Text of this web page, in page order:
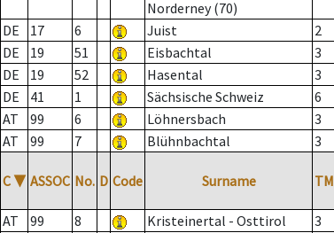
Norderney (70)
DE 17 6 Juist 2
DE
19 51 Eisbachtal 3
DE
19 52 Hasental 3
DE
41 1 Sächsische Schweiz 6
AT
99 6 Löhnersbach 3
AT
99 7 Blühnbachtal 3
C ▼ ASSOC No. D Code Surname TM
AT
99 8 Kristeinertal - Osttirol 3